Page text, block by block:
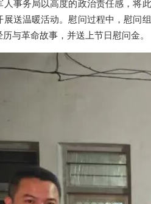
务局以高度的政治责任感，将此
展送温暖活动。慰问过程中，慰问
与革命故事，并送上节日慰问金。